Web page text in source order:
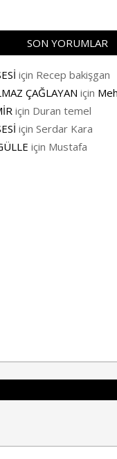
SON YORUMLAR
için Recep bakişgan
ÇAĞLAYAN için
için Duran temel
için Serdar Kara
için Mustafa